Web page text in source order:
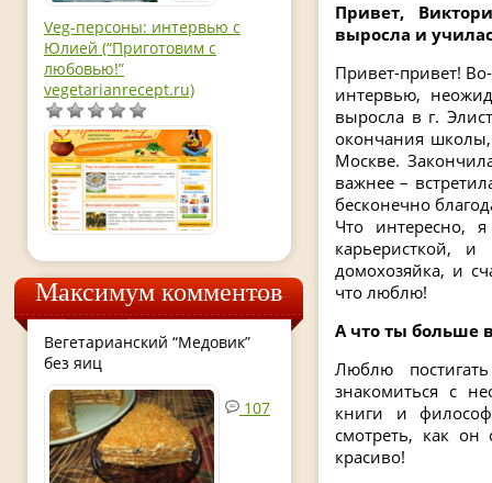
Veg-персоны: интервью с
Юлией (“Приготовим с
любовью!”
vegetarianrecept.ru)
Максимум комментов
Вегетарианский “Медовик”
без яиц
107
Привет,
выросла и
Привет-привет!
интервью,
выросла в г.
окончания
Москве.
важнее –
бесконечно
Что интересно,
карьеристкой,
домохозяйка, и
что люблю!
А что ты больше
Люблю
знакомиться с
книги и
смотреть, как
красиво!